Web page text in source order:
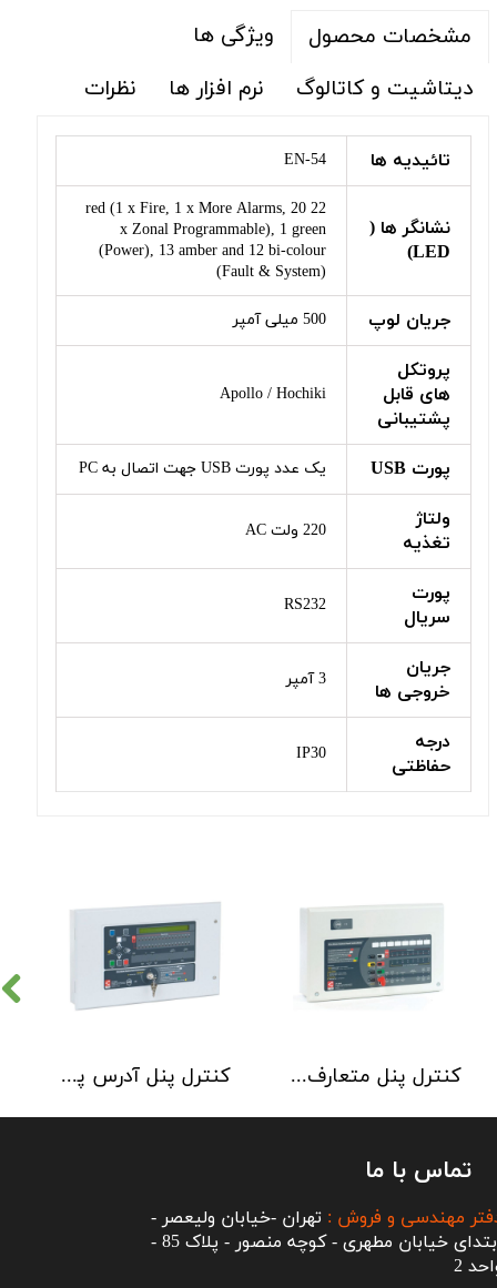
مشخصات محصول
ویژگی ها
دیتاشیت و کاتالوگ
نرم افزار ها نظرات
تائیدیه ها EN-54
نشانگر ها (
LED)
22 red (1 x Fire, 1 x More Alarms, 20
x Zonal Programmable), 1 green
(Power), 13 amber and 12 bi-colour
(Fault & System)
جریان لوپ 500 میلی آمپر
پروتکل
های قابل
پشتیبانی
Apollo / Hochiki
پورت USB یک عدد پورت USB جهت اتصال به PC
ولتاژ
تغذیه
220 ولت AC
پورت
سریال
RS232
جریان
خروجی ها
3 آمپر
درجه
حفاظتی
IP30
کنترل پنل آدرس پذیر C-TEC سری XFP دو لوپ 32 زون کنترل پنل متعارف C-TEC سری CFP 8 Zone
تماس با ما
مهندسی و فروش : تهران -خیابان ولیعصر -
ابتدای خیابان مطهری - کوچه منصور - پلاک 85 -
2